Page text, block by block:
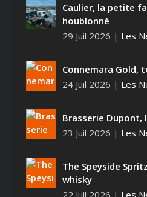
Caulier, la petite
houblonné
29 Juil 2026 | Les
Connemara Gold,
24 Juil 2026 | Les
Brasserie Dupont,
23 Juil 2026 | Les
The Speyside
whisky
22 Juil 2026 | Les